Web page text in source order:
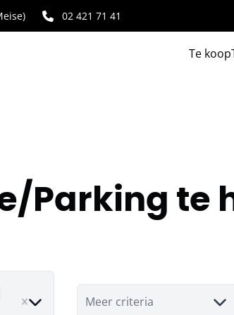
02 421 71 41
Te koop
Parking te
Meer criteria